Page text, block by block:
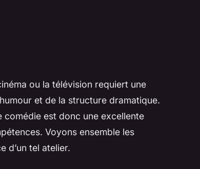
ou la télévision requiert une
et de la structure dramatique.
comédie est donc une excellente
Voyons ensemble les
d’un tel atelier.